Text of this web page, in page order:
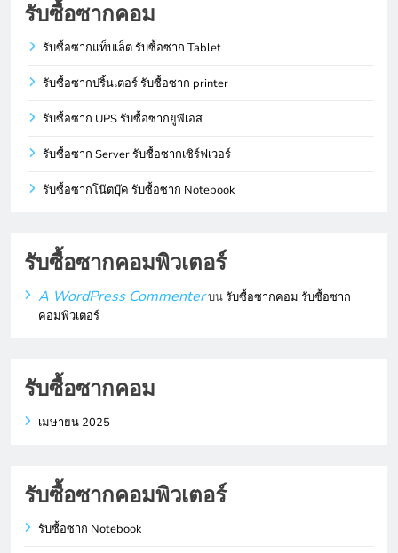
รับซื้อซากคอม
รับซื้อซากแท็บเล็ต รับซื้อซาก Tablet
รับซื้อซากปริ้นเตอร์ รับซื้อซาก printer
รับซื้อซาก UPS รับซื้อซากยูพีเอส
รับซื้อซาก Server รับซื้อซากเซิร์ฟเวอร์
รับซื้อซากโน๊ตบุ๊ค รับซื้อซาก Notebook
รับซื้อซากคอมพิวเตอร์
A WordPress Commenterบนรับซื้อซากคอม รับซื้อซาก
คอมพิวเตอร์
รับซื้อซากคอม
เมษายน 2025
รับซื้อซากคอมพิวเตอร์
รับซื้อซาก Notebook